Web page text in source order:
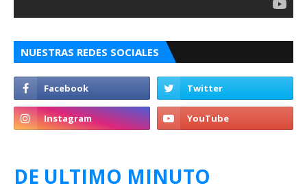
NUESTRAS REDES SOCIALES
DE ULTIMO MINUTO